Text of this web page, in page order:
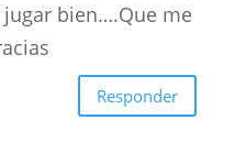
bien….Que me
Responder